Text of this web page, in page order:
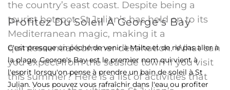
Profitez Du Soleil À George's Bay
C'est presque un péché de venir à Malte et de ne pas aller à
la plage. George's Bay est le premier nom qui vient à
l'esprit lorsqu'on pense à prendre un bain de soleil à St
Julian. Vous pouvez vous rafraîchir dans l'eau ou profiter